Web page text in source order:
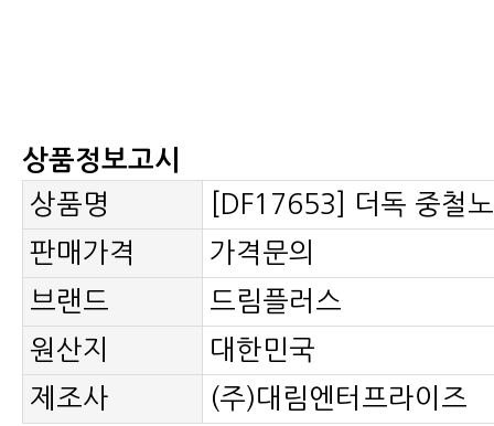
상품정보고시
상품명
[DF17653] 더독 중철
판매가격
가격문의
브랜드
드림플러스
원산지
대한민국
제조사
(주)대림엔터프라이즈